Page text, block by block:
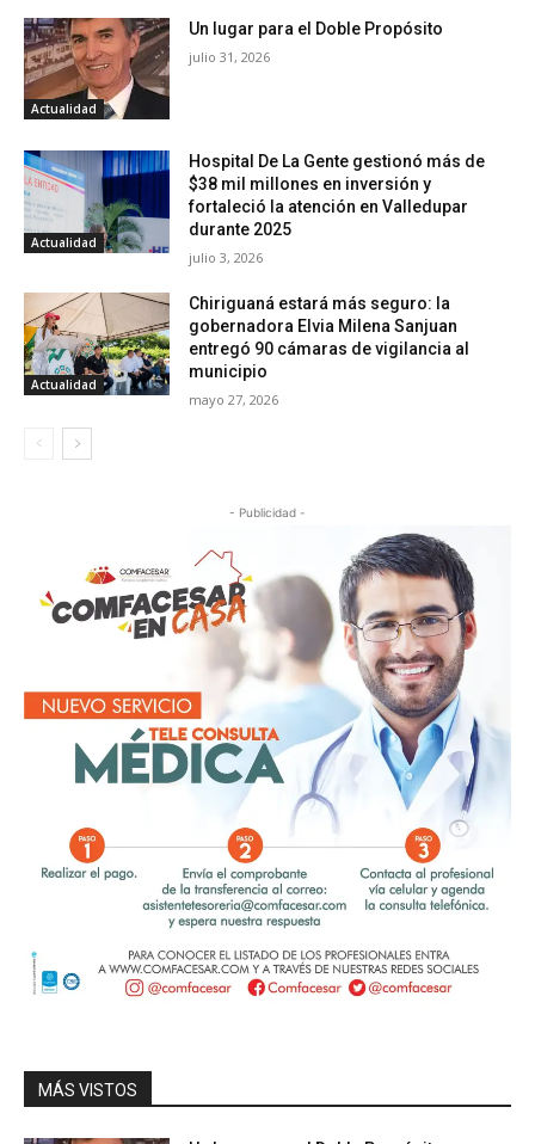
Actualidad
Un lugar para el Doble Propósito
julio 31, 2026
Actualidad
Hospital De La Gente gestionó más de
$38 mil millones en inversión y
fortaleció la atención en Valledupar
durante 2025
julio 3, 2026
Actualidad
Chiriguaná estará más seguro: la
gobernadora Elvia Milena Sanjuan
entregó 90 cámaras de vigilancia al
municipio
mayo 27, 2026
- Publicidad -
MÁS VISTOS